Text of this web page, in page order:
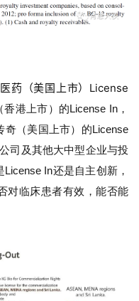
药（美国上市）License
港上市）的License In，
奇（美国上市）的License
司及其他大中型企业与投
In还是自主创新，
对临床患者有效，能否能